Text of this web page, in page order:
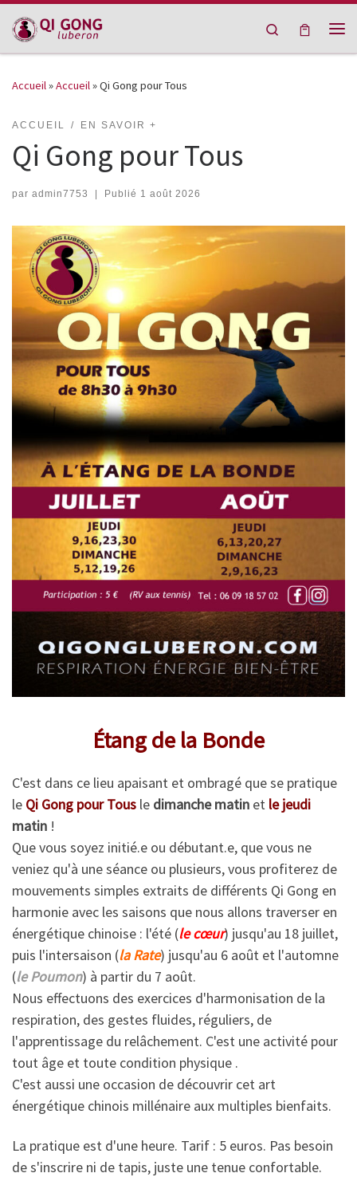
Passer au contenu
Search
Accueil»Accueil»Qi Gong pour Tous
ACCUEIL EN SAVOIR +
Qi Gong pour Tous
par admin7753 | Publié 1 août 2026
Étang de la Bonde
C'est dans ce lieu apaisant et ombragé que se pratique
le Qi Gong pour Tous le dimanche matin et le jeudi
matin !
Que vous soyez initié.e ou débutant.e, que vous ne
veniez qu'à une séance ou plusieurs, vous profiterez de
mouvements simples extraits de différents Qi Gong en
harmonie avec les saisons que nous allons traverser en
énergétique chinoise : l'été (le cœur) jusqu'au 18 juillet,
puis l'intersaison (la Rate) jusqu'au 6 août et l'automne
(le Poumon) à partir du 7 août.
Nous effectuons des exercices d'harmonisation de la
respiration, des gestes fluides, réguliers, de
l'apprentissage du relâchement. C'est une activité pour
tout âge et toute condition physique .
C'est aussi une occasion de découvrir cet art
énergétique chinois millénaire aux multiples bienfaits.
La pratique est d'une heure. Tarif : 5 euros. Pas besoin
de s'inscrire ni de tapis, juste une tenue confortable.